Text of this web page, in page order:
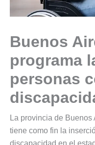
Buenos
programa
personas
La provincia de
tiene como fin la
discapacidad en el